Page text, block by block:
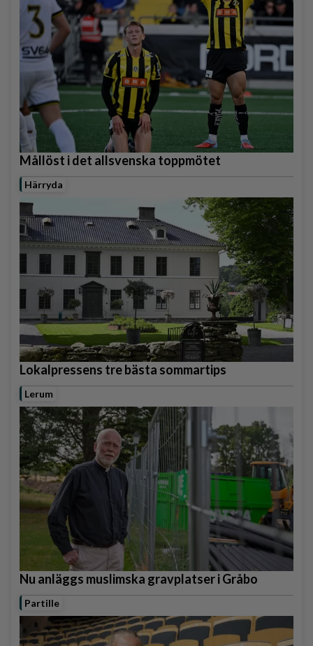
Mållöst i det allsvenska toppmötet
Härryda
Lokalpressens tre bästa sommartips
Lerum
Nu anläggs muslimska gravplatser i Gråbo
Partille